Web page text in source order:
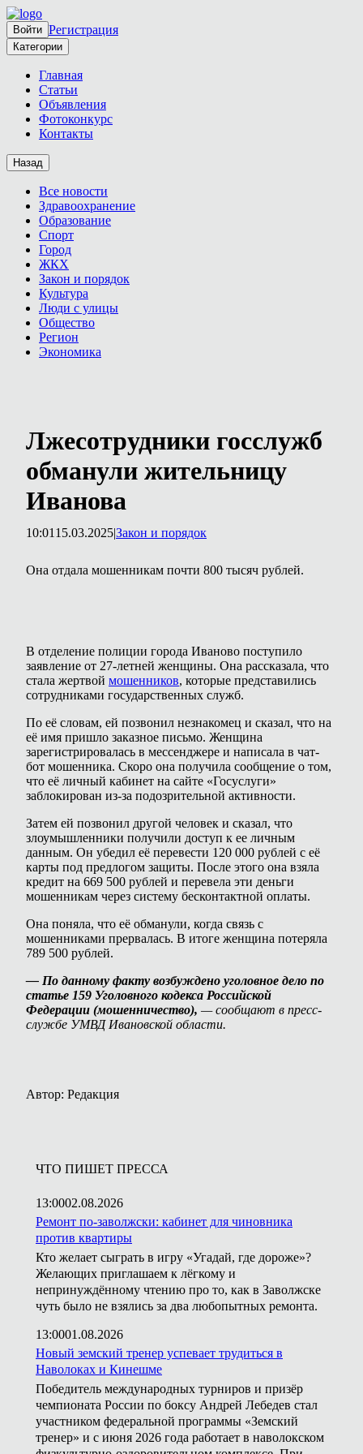
Войти Регистрация
Категории
Главная
Статьи
Объявления
Фотоконкурс
Контакты
Назад
Все новости
Здравоохранение
Образование
Спорт
Город
ЖКХ
Закон и порядок
Культура
Люди с улицы
Общество
Регион
Экономика
Лжесотрудники госслужб
обманули жительницу
Иванова
10:01 15.03.2025|Закон и порядок
Она отдала мошенникам почти 800 тысяч рублей.
В отделение полиции города Иваново поступило
заявление от 27-летней женщины. Она рассказала, что
стала жертвой мошенников, которые представились
сотрудниками государственных служб.
По её словам, ей позвонил незнакомец и сказал, что на
её имя пришло заказное письмо. Женщина
зарегистрировалась в мессенджере и написала в чат-
бот мошенника. Скоро она получила сообщение о том,
что её личный кабинет на сайте «Госуслуги»
заблокирован из-за подозрительной активности.
Затем ей позвонил другой человек и сказал, что
злоумышленники получили доступ к ее личным
данным. Он убедил её перевести 120 000 рублей с её
карты под предлогом защиты. После этого она взяла
кредит на 669 500 рублей и перевела эти деньги
мошенникам через систему бесконтактной оплаты.
Она поняла, что её обманули, когда связь с
мошенниками прервалась. В итоге женщина потеряла
789 500 рублей.
— По данному факту возбуждено уголовное дело по
статье 159 Уголовного кодекса Российской
Федерации (мошенничество), — сообщают в пресс-
службе УМВД Ивановской области.
Автор: Редакция
ЧТО ПИШЕТ ПРЕССА
13:0002.08.2026
Ремонт по-заволжски: кабинет для чиновника
против квартиры
Кто желает сыграть в игру «Угадай, где дороже»?
Желающих приглашаем к лёгкому и
непринуждённому чтению про то, как в Заволжске
чуть было не взялись за два любопытных ремонта.
13:0001.08.2026
Новый земский тренер успевает трудиться в
Наволоках и Кинешме
Победитель международных турниров и призёр
чемпионата России по боксу Андрей Лебедев стал
участником федеральной программы «Земский
тренер» и с июня 2026 года работает в наволокском